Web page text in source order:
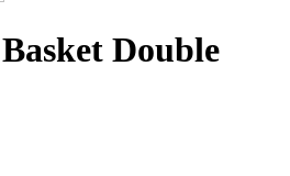
Double